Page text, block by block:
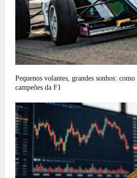
Pequenos volantes, grandes sonhos:
campeões da F1